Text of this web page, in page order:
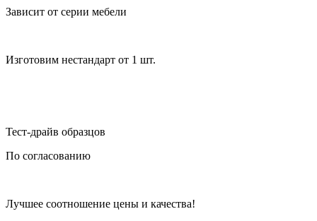
Зависит от серии мебели
Изготовим нестандарт от 1 шт.
Тест-драйв образцов
По согласованию
Лучшее соотношение цены и качества!